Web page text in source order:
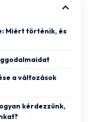
Miért történik, és
a változások
kérdezzünk,